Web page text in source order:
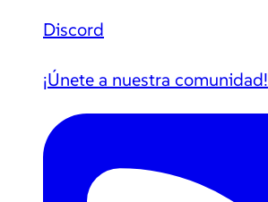
Discord
¡Únete a nuestra comunidad!